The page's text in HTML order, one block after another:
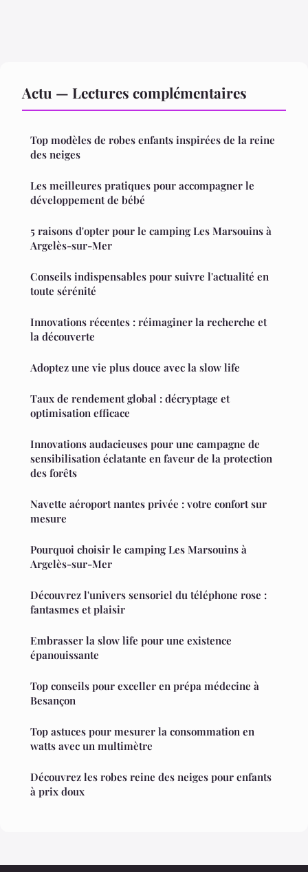
Actu — Lectures complémentaires
Top modèles de robes enfants inspirées de la reine
des neiges
Les meilleures pratiques pour accompagner le
développement de bébé
5 raisons d'opter pour le camping Les Marsouins à
Argelès-sur-Mer
Conseils indispensables pour suivre l'actualité en
toute sérénité
Innovations récentes : réimaginer la recherche et
la découverte
Adoptez une vie plus douce avec la slow life
Taux de rendement global : décryptage et
optimisation efficace
Innovations audacieuses pour une campagne de
sensibilisation éclatante en faveur de la protection
des forêts
Navette aéroport nantes privée : votre confort sur
mesure
Pourquoi choisir le camping Les Marsouins à
Argelès-sur-Mer
Découvrez l'univers sensoriel du téléphone rose :
fantasmes et plaisir
Embrasser la slow life pour une existence
épanouissante
Top conseils pour exceller en prépa médecine à
Besançon
Top astuces pour mesurer la consommation en
watts avec un multimètre
Découvrez les robes reine des neiges pour enfants
à prix doux